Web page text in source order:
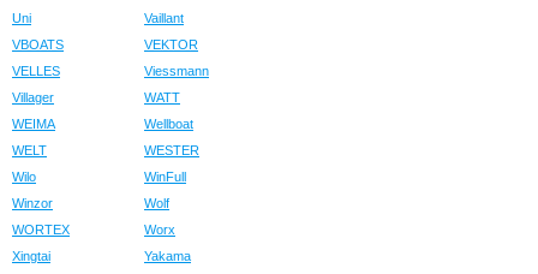
Uni
Vaillant
VBOATS
VEKTOR
VELLES
Viessmann
Villager
WATT
WEIMA
Wellboat
WELT
WESTER
Wilo
WinFull
Winzor
Wolf
WORTEX
Worx
Xingtai
Yakama